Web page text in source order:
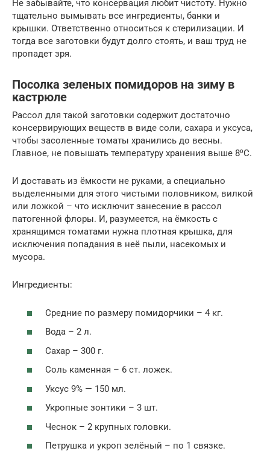
Не забывайте, что консервация любит чистоту. Нужно
тщательно вымывать все ингредиенты, банки и
крышки. Ответственно относиться к стерилизации. И
тогда все заготовки будут долго стоять, и ваш труд не
пропадет зря.
Посолка зеленых помидоров на зиму в
кастрюле
Рассол для такой заготовки содержит достаточно
консервирующих веществ в виде соли, сахара и уксуса,
чтобы засоленные томаты хранились до весны.
Главное, не повышать температуру хранения выше 8⁰С.
И доставать из ёмкости не руками, а специально
выделенными для этого чистыми половником, вилкой
или ложкой – что исключит занесение в рассол
патогенной флоры. И, разумеется, на ёмкость с
хранящимся томатами нужна плотная крышка, для
исключения попадания в неё пыли, насекомых и
мусора.
Ингредиенты:
Средние по размеру помидорчики – 4 кг.
Вода – 2 л.
Сахар – 300 г.
Соль каменная – 6 ст. ложек.
Уксус 9% — 150 мл.
Укропные зонтики – 3 шт.
Чеснок – 2 крупных головки.
Петрушка и укроп зелёный – по 1 связке.